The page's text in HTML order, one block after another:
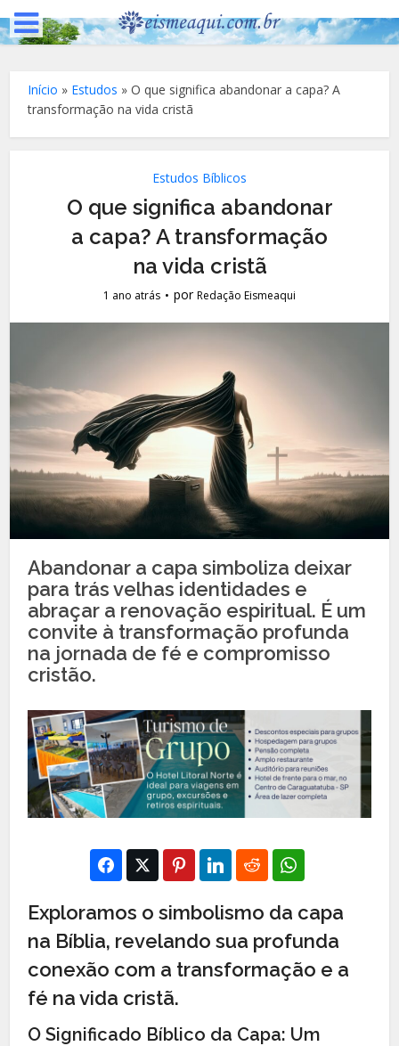
Início » Estudos »O que significa abandonar a capa? A
transformação na vida cristã
Estudos Bíblicos
O que significa abandonar
a capa? A transformação
na vida cristã
1 ano atrás porRedação Eismeaqui
Abandonar a capa simboliza deixar
para trás velhas identidades e
abraçar a renovação espiritual. É um
convite à transformação profunda
na jornada de fé e compromisso
cristão.
Exploramos o simbolismo da capa
na Bíblia, revelando sua profunda
conexão com a transformação e a
fé na vida cristã.
O Significado Bíblico da Capa: Um